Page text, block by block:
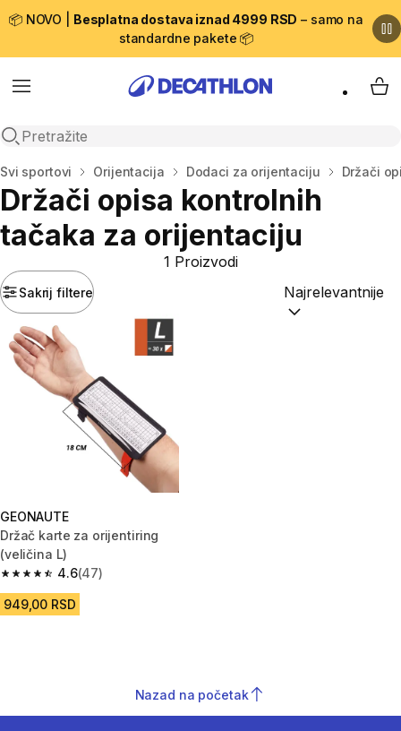
📦 NOVO | Besplatna dostava iznad 4999 RSD – samo na
standardne pakete 📦
Menu
Open search
My
Početna stranica
Svi sportovi Orijentacija Dodaci za orijentaciju Držači
Držači opisa kontrolnih
tačaka za orijentaciju
Sakrij filtere
1 Proizvodi
Sortiraj po:
GEONAUTE
Držač karte za orijentiring
(veličina L)
4.6
4.6 od 5 zvezdica from 47 Recenzije
(47)
949,00 RSD
Nazad na početak